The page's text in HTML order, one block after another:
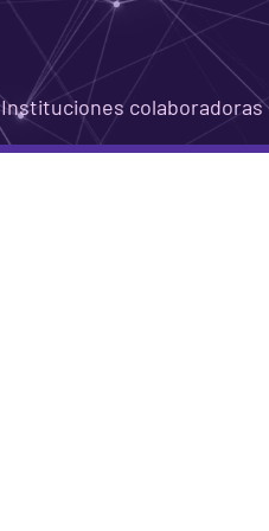
Instituciones colaboradoras